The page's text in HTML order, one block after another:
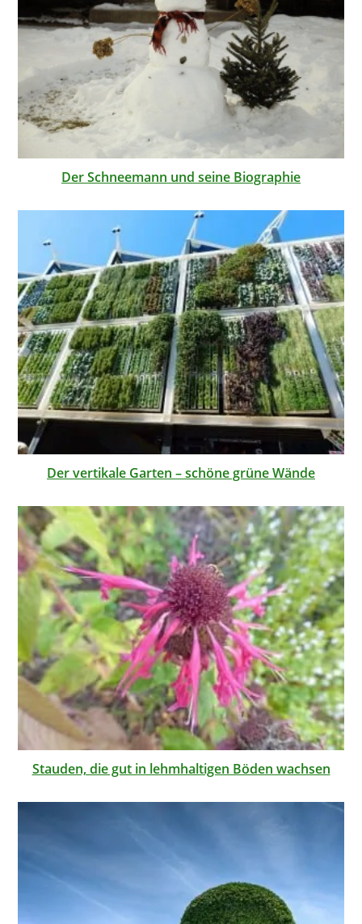
Der Schneemann und seine Biographie
Der vertikale Garten – schöne grüne Wände
Stauden, die gut in lehmhaltigen Böden wachsen